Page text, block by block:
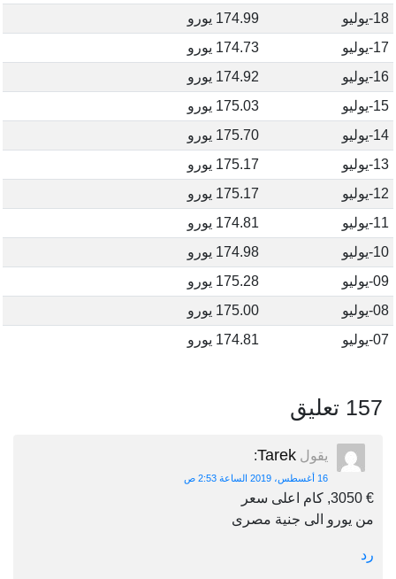
18-يوليو
174.99 يورو
17-يوليو
174.73 يورو
16-يوليو
174.92 يورو
15-يوليو
175.03 يورو
14-يوليو
175.70 يورو
13-يوليو
175.17 يورو
12-يوليو
175.17 يورو
11-يوليو
174.81 يورو
10-يوليو
174.98 يورو
09-يوليو
175.28 يورو
08-يوليو
175.00 يورو
07-يوليو
174.81 يورو
157 تعليق
يقول Tarek
:
16 أغسطس، 2019 الساعة 2:53 ص
€ 3050, كام اعلى سعر
من يورو الى جنية مصرى
رد